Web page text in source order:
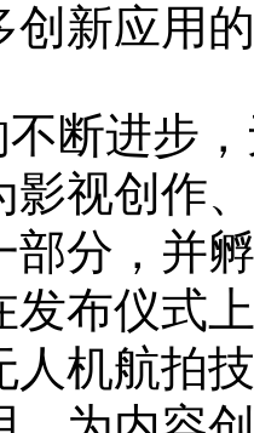
创新应用
断进步
影视创作
部分，并
发布仪式
人机航拍